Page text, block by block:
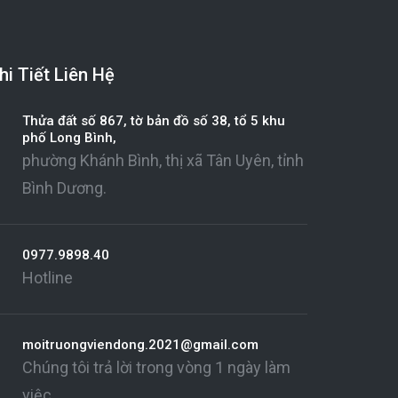
Tiết Liên Hệ
Thửa đất số 867, tờ bản đồ số 38, tổ 5 khu
phố Long Bình,
phường Khánh Bình, thị xã Tân Uyên, tỉnh
Bình Dương.
0977.9898.40
Hotline
moitruongviendong.2021@gmail.com
Chúng tôi trả lời trong vòng 1 ngày làm